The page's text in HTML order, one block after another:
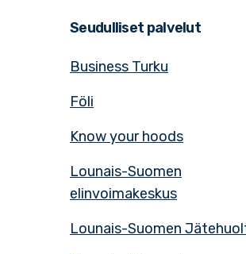
Seudulliset palvelut
Business Turku
Föli
Know your hoods
Lounais-Suomen
elinvoimakeskus
Lounais-Suomen